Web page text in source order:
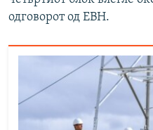
одговорот од ЕВН.